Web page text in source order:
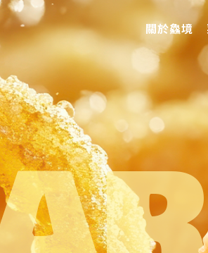
關於鱻境